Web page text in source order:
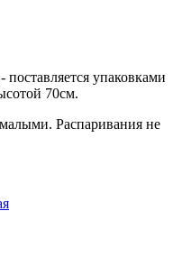
упаковками
70см.
Распаривания не